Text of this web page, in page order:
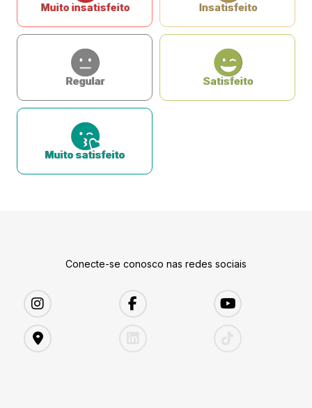
Muito insatisfeito Insatisfeito
Regular Satisfeito
Muito satisfeito
Conecte-se conosco nas redes sociais